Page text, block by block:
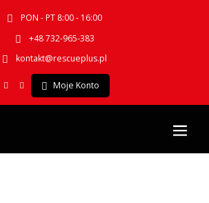
PON - PT 8:00 - 16:00
+48 732-965-383
kontakt@rescueplus.pl
Moje Konto